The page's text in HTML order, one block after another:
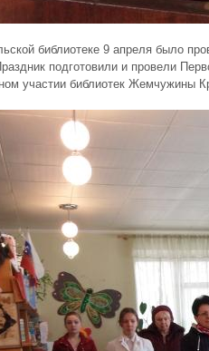
библиотеке 9 апреля было
подготовили и провели
участии библиотек Жемчужины